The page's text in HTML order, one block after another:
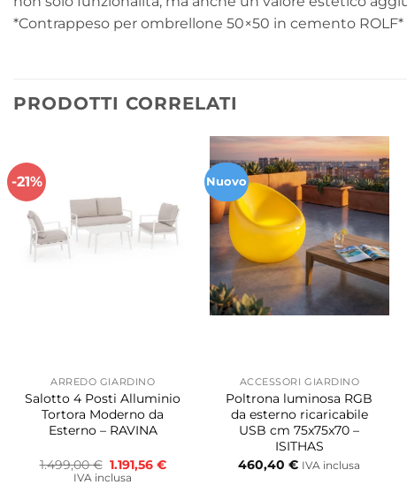
*Contrappeso per ombrellone 50×50 in cemento
PRODOTTI CORRELATI
-21%
ARREDO GIARDINO
Salotto 4 Posti Alluminio
Tortora Moderno da
Esterno – RAVINA
1.499,00€ Il
prezzo
1.191,56 €Il
IVA inclusa
Nuovo
ACCESSORI GIARDINO
Poltrona luminosa RGB
da esterno ricaricabile
USB cm 75x75x70 –
ISITHAS
460,40€ IVA inclusa